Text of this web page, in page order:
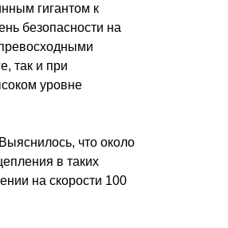
гигантом к
безопасности на
так и при
уровне
что около
в таких
на скорости 100